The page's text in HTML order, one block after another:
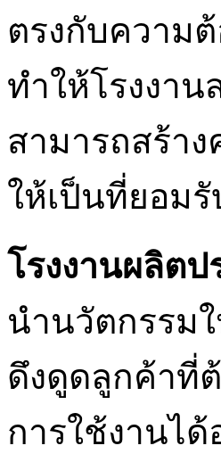
ตรงกับความ
ทำให้โรงงา
สามารถสร้า
ให้เป็นที่ยอมรั
โรงงานผลิตป
นำนวัตกรรม
ดึงดูดลูกค้าที่
การใช้งานได้